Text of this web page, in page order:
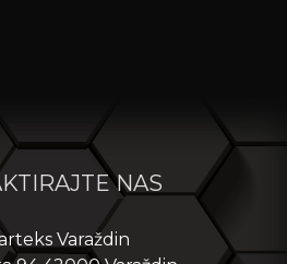
NAS
Varaždin